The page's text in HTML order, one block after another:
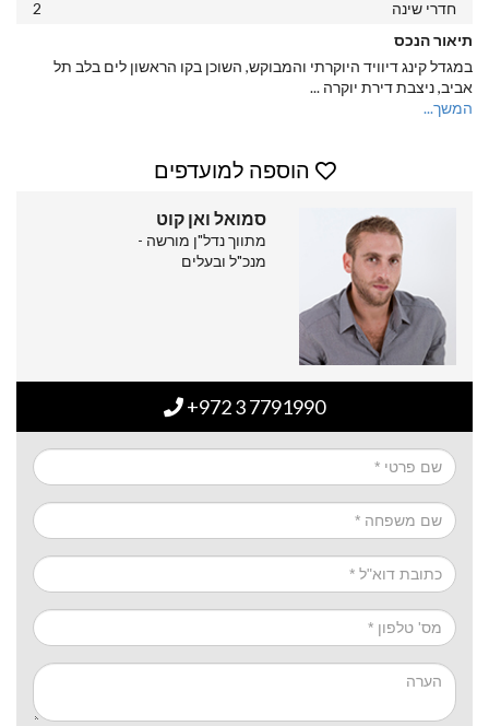
חדרי שינה
2
תיאור הנכס
במגדל קינג דיוויד היוקרתי והמבוקש, השוכן בקו הראשון לים בלב תל
אביב, ניצבת דירת יוקרה ...
המשך...
הוספה למועדפים
סמואל ואן קוט
מתווך נדל"ן מורשה -
מנכ"ל ובעלים
+972 3 7791990